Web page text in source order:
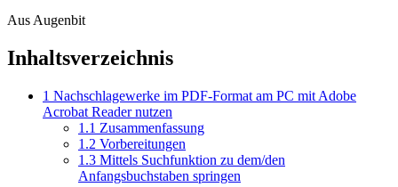
Aus Augenbit
Inhaltsverzeichnis
1 Nachschlagewerke im PDF-Format am PC mit Adobe
Acrobat Reader nutzen
1.1 Zusammenfassung
1.2 Vorbereitungen
1.3 Mittels Suchfunktion zu dem/den
Anfangsbuchstaben springen